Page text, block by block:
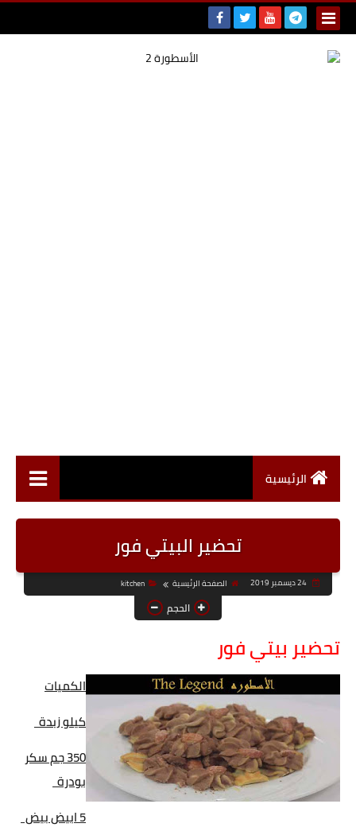
الرئيسية
تحضير البيتي فور
24 ديسمبر 2019 الصفحة الرئيسية kitchen
الحجم
تحضير بيتي فور
الكميات
كيلو زبدة
350 جم سكر
بودرة
5 ابيض بيض